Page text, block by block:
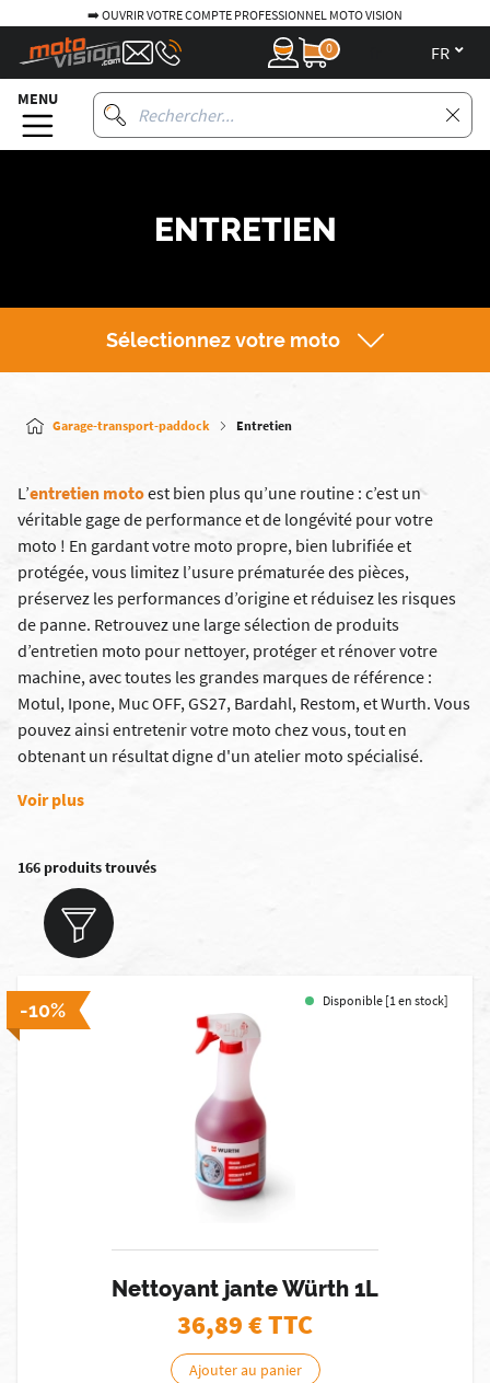
MOTO VISION
🚚 LIVRAISON GRATUITE EN
0
MENU
ENTRETIEN
Sélectionnez votre moto
Garage-transport-paddock Entretien
L’entretien motoest bien plus qu’une routine : c’est un
véritable gage de performance et de longévité pour votre
moto ! En gardant votre moto propre, bien lubrifiée et
protégée, vous limitez l’usure prématurée des pièces,
préservez les performances d’origine et réduisez les risques
de panne. Retrouvez une large sélection de produits
d’entretien moto pour nettoyer, protéger et rénover votre
machine, avec toutes les grandes marques de référence :
Motul, Ipone, Muc OFF,GS27, Bardahl, Restom, etWurth. Vous
pouvez ainsi entretenir votre moto chez vous, tout en
obtenant un résultat digne d'un atelier moto spécialisé.
Voir plus
166 produits trouvés
-10% Disponible [1 en stock]
Nettoyant jante Würth 1L
36,89€ TTC
Ajouter au panier